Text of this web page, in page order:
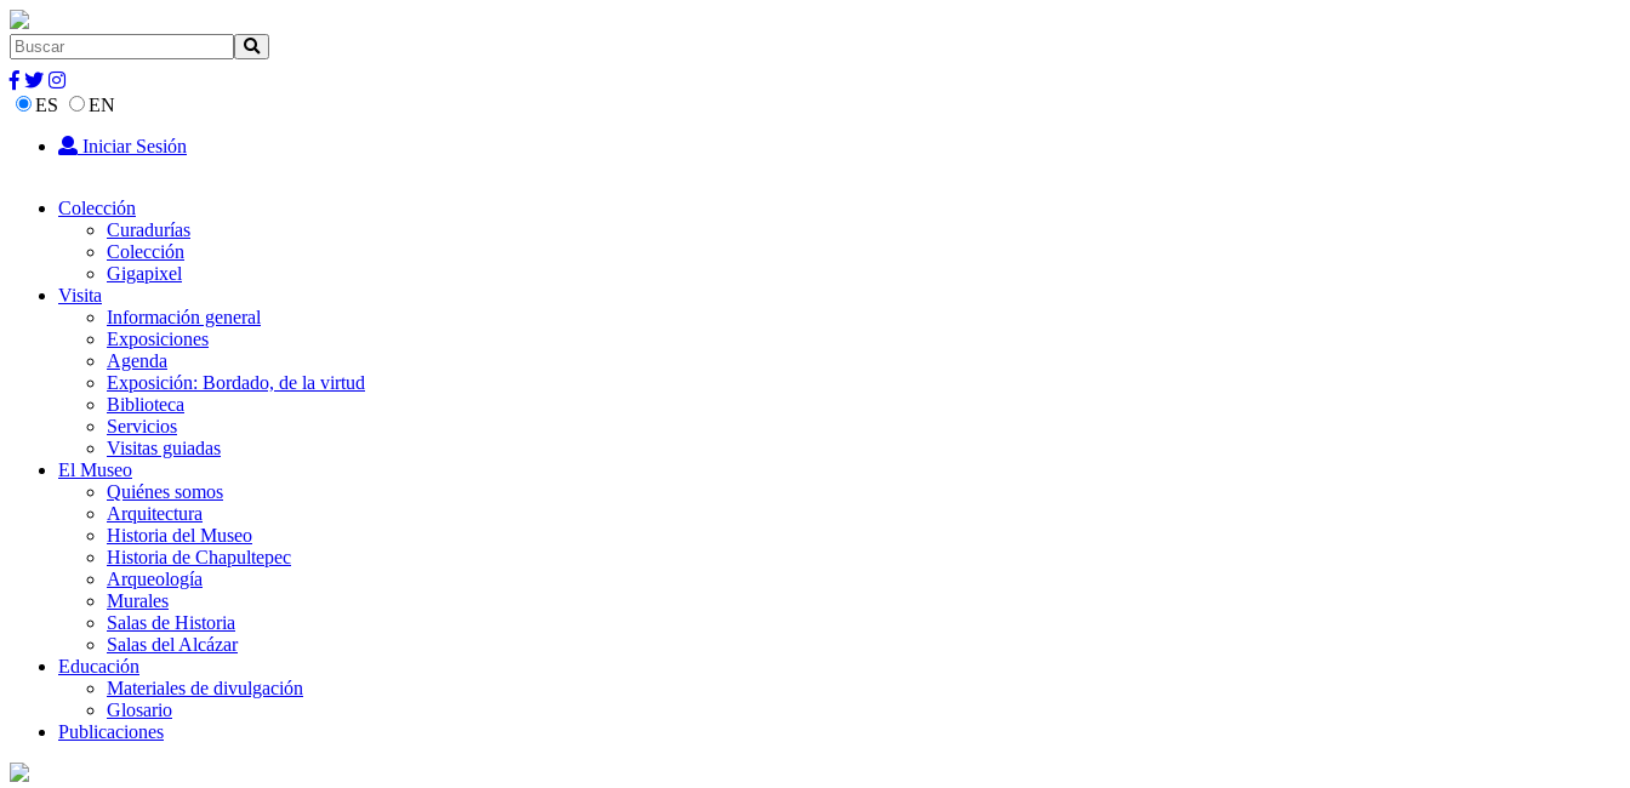
ES
EN
Iniciar Sesión
Colección
Curadurías
Colección
Gigapixel
Visita
Información general
Exposiciones
Agenda
Exposición: Bordado, de la virtud
Biblioteca
Servicios
Visitas guiadas
El Museo
Quiénes somos
Arquitectura
Historia del Museo
Historia de Chapultepec
Arqueología
Murales
Salas de Historia
Salas del Alcázar
Educación
Materiales de divulgación
Glosario
Publicaciones